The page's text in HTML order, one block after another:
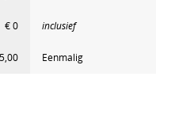
€ 0 inclusief
Eenmalig